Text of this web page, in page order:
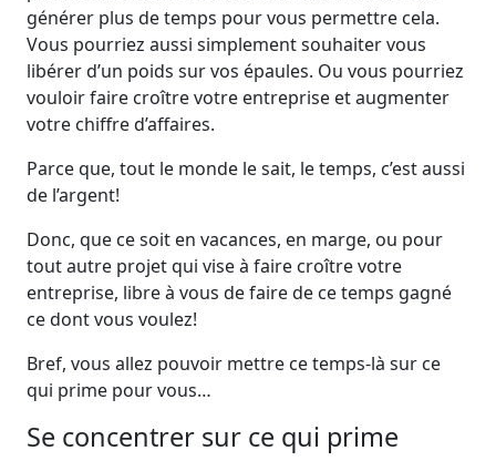
générer plus de temps pour vous permettre cela.
Vous pourriez aussi simplement souhaiter vous
libérer d’un poids sur vos épaules. Ou vous pourriez
vouloir faire croître votre entreprise et augmenter
votre chiffre d’affaires.
Parce que, tout le monde le sait, le temps, c’est aussi
de l’argent!
Donc, que ce soit en vacances, en marge, ou pour
tout autre projet qui vise à faire croître votre
entreprise, libre à vous de faire de ce temps gagné
ce dont vous voulez!
Bref, vous allez pouvoir mettre ce temps-là sur ce
qui prime pour vous…
Se concentrer sur ce qui prime